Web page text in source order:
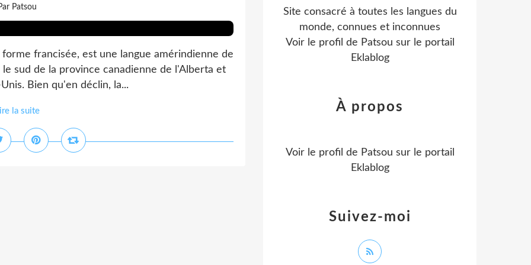
Patsou
francisée, est une langue amérindienne de
sud de la province canadienne de l'Alberta et
Bien qu'en déclin, la...
la suite
Site consacré à toutes les langues du
monde, connues et inconnues
Voir le profil de Patsou sur le portail
Eklablog
Suivez-moi
À propos
Voir le profil de Patsou sur le portail
Eklablog